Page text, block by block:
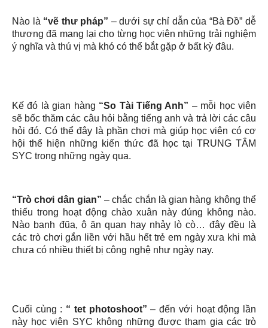
Nào là “vẽ thư pháp” – dưới sự chỉ dẫn của “Bà Đồ” dễ
thương đã mang lại cho từng học viên những trải nghiệm
ý nghĩa và thú vị mà khó có thể bắt gặp ở bất kỳ đâu.
Kế đó là gian hàng “So Tài Tiếng Anh” – mỗi học viên
sẽ bốc thăm các câu hỏi bằng tiếng anh và trả lời các câu
hỏi đó. Có thể đây là phần chơi mà giúp học viên có cơ
hội thể hiện những kiến thức đã học tại TRUNG TÂM
SYC trong những ngày qua.
“Trò chơi dân gian” – chắc chắn là gian hàng không thể
thiếu trong hoạt động chào xuân này đúng không nào.
Nào banh đũa, ô ăn quan hay nhảy lò cò… đây đều là
các trò chơi gắn liền với hầu hết trẻ em ngày xưa khi mà
chưa có nhiều thiết bị công nghệ như ngày nay.
Cuối cùng : “ tet photoshoot” – đến với hoạt động lần
này học viên SYC không những được tham gia các trò